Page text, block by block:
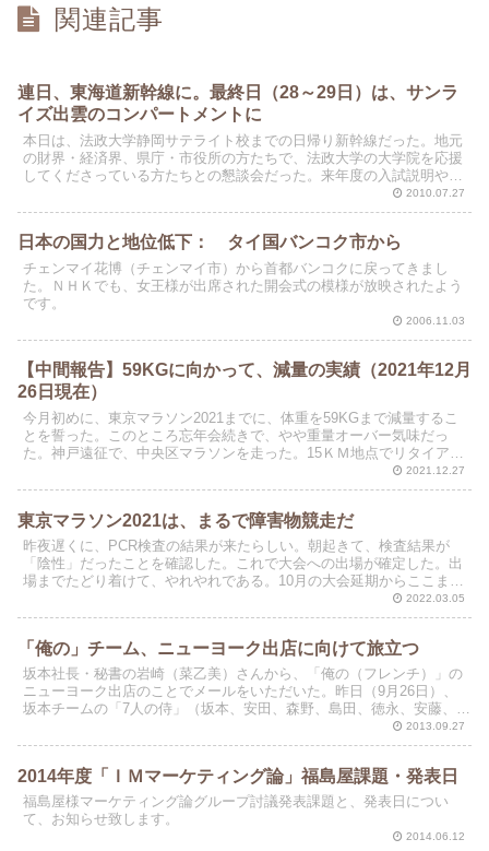
関連記事
連日、東海道新幹線に。最終日（28～29日）は、サンラ
イズ出雲のコンパートメントに
本日は、法政大学静岡サテライト校までの日帰り新幹線だった。地元
の財界・経済界、県庁・市役所の方たちで、法政大学の大学院を応援
してくださっている方たちとの懇談会だった。来年度の入試説明や静
2010.07.27
日本の国力と地位低下： タイ国バンコク市から
チェンマイ花博（チェンマイ市）から首都バンコクに戻ってきまし
た。ＮＨＫでも、女王様が出席された開会式の模様が放映されたよう
です。
2006.11.03
【中間報告】59KGに向かって、減量の実績（2021年12月
26日現在）
今月初めに、東京マラソン2021までに、体重を59KGまで減量するこ
とを誓った。このところ忘年会続きで、やや重量オーバー気味だっ
た。神戸遠征で、中央区マラソンを走った。15ＫＭ地点でリタイアし
2021.12.27
東京マラソン2021は、まるで障害物競走だ
昨夜遅くに、PCR検査の結果が来たらしい。朝起きて、検査結果が
「陰性」だったことを確認した。これで大会への出場が確定した。出
場までたどり着けて、やれやれである。10月の大会延期からここまで
2022.03.05
「俺の」チーム、ニューヨーク出店に向けて旅立つ
坂本社長・秘書の岩崎（菜乙美）さんから、「俺の（フレンチ）」の
ニューヨーク出店のことでメールをいただいた。昨日（9月26日）、
坂本チームの「7人の侍」（坂本、安田、森野、島田、徳永、安藤、岩
2013.09.27
2014年度「ＩＭマーケティング論」福島屋課題・発表日
福島屋様マーケティング論グループ討議発表課題と、発表日につい
て、お知らせ致します。
2014.06.12